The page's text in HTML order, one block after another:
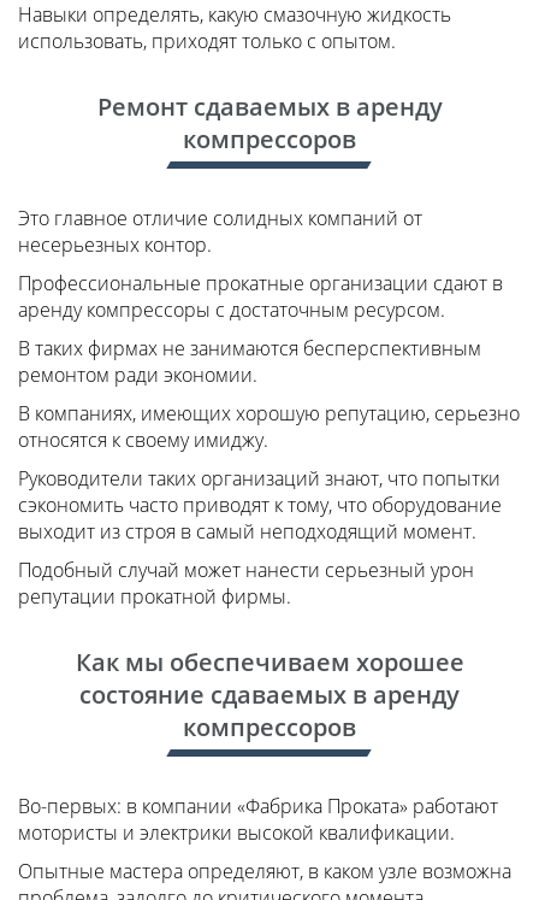
Навыки определять, какую смазочную жидкость
использовать, приходят только с опытом.
Ремонт сдаваемых в аренду
компрессоров
Это главное отличие солидных компаний от
несерьезных контор.
Профессиональные прокатные организации сдают в
аренду компрессоры с достаточным ресурсом.
В таких фирмах не занимаются бесперспективным
ремонтом ради экономии.
В компаниях, имеющих хорошую репутацию, серьезно
относятся к своему имиджу.
Руководители таких организаций знают, что попытки
сэкономить часто приводят к тому, что оборудование
выходит из строя в самый неподходящий момент.
Подобный случай может нанести серьезный урон
репутации прокатной фирмы.
Как мы обеспечиваем хорошее
состояние сдаваемых в аренду
компрессоров
Во-первых: в компании «Фабрика Проката» работают
мотористы и электрики высокой квалификации.
Опытные мастера определяют, в каком узле возможна